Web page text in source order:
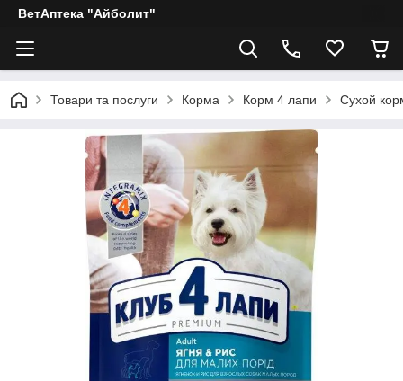
ВетАптека "Айболит"
Товари та послуги Корма Корм 4 лапи Сухой